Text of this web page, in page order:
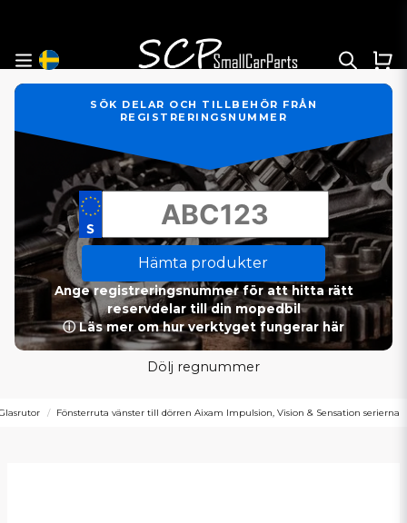
SÖK DELAR OCH TILLBEHÖR FRÅN
REGISTRERINGSNUMMER
Hämta produkter
Ange registreringsnummer för att hitta rätt
reservdelar till din mopedbil
ⓘ Läs mer om hur verktyget fungerar här
Dölj regnummer
Fönsterruta vänster till dörren Aixam Impulsion, Vision & Sensation serierna